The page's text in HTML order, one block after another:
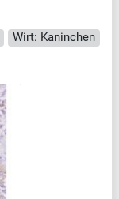
Wirt: Kaninchen